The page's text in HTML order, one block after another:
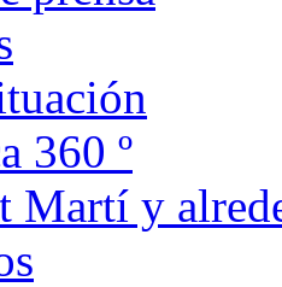
360 º
Martí y